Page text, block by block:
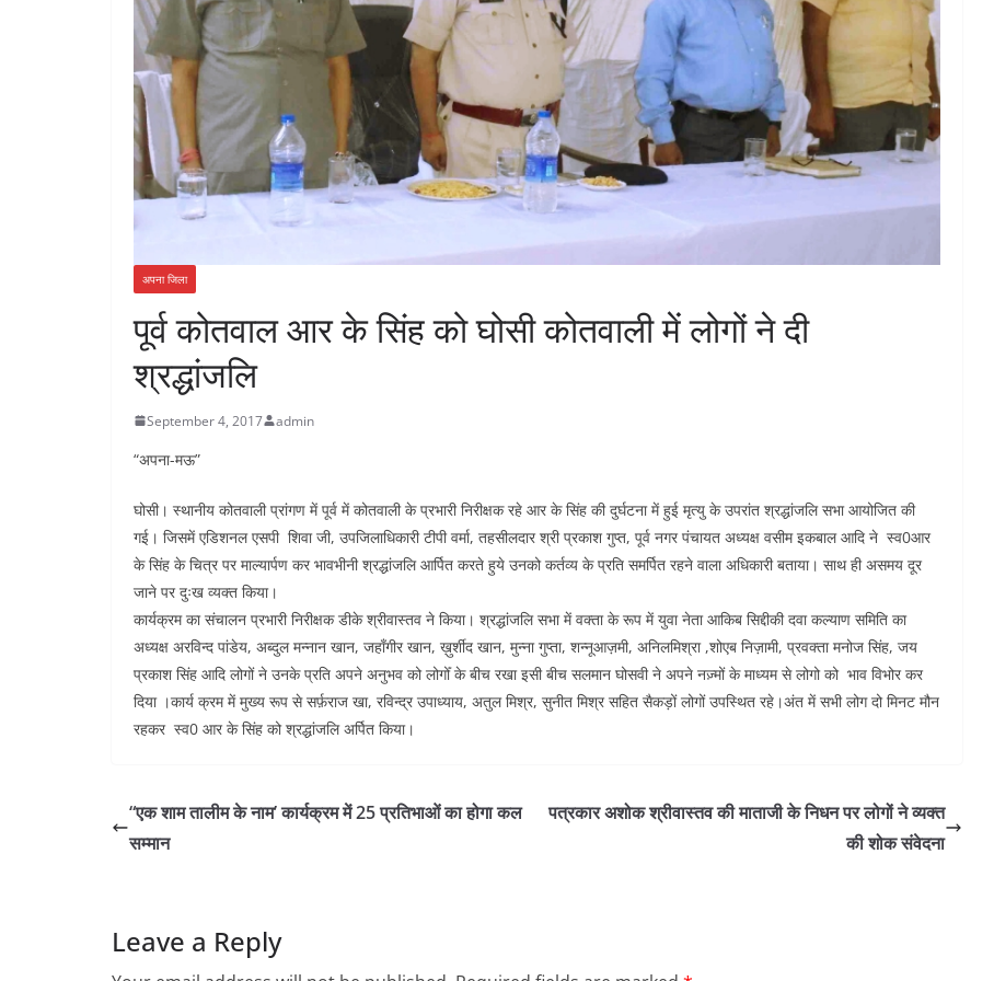
अपना जिला
पूर्व कोतवाल आर के सिंह को घोसी कोतवाली में लोगों ने दी
श्रद्धांजलि
September 4, 2017 admin
“अपना-मऊ”
घोसी। स्थानीय कोतवाली प्रांगण में पूर्व में कोतवाली के प्रभारी निरीक्षक रहे आर के सिंह की दुर्घटना में हुई मृत्यु के उपरांत श्रद्धांजलि सभा आयोजित की
गई। जिसमें एडिशनल एसपी शिवा जी, उपजिलाधिकारी टीपी वर्मा, तहसीलदार श्री प्रकाश गुप्त, पूर्व नगर पंचायत अध्यक्ष वसीम इकबाल आदि ने स्व0आर
के सिंह के चित्र पर माल्यार्पण कर भावभीनी श्रद्धांजलि आर्पित करते हुये उनको कर्तव्य के प्रति समर्पित रहने वाला अधिकारी बताया। साथ ही असमय दूर
जाने पर दुःख व्यक्त किया।
कार्यक्रम का संचालन प्रभारी निरीक्षक डीके श्रीवास्तव ने किया। श्रद्धांजलि सभा में वक्ता के रूप में युवा नेता आकिब सिद्दीकी दवा कल्याण समिति का
अध्यक्ष अरविन्द पांडेय, अब्दुल मन्नान खान, जहाँगीर खान, ख़ुर्शीद खान, मुन्ना गुप्ता, शन्नूआज़मी, अनिलमिश्रा ,शोएब निज़ामी, प्रवक्ता मनोज सिंह, जय
प्रकाश सिंह आदि लोगों ने उनके प्रति अपने अनुभव को लोगोँ के बीच रखा इसी बीच सलमान घोसवी ने अपने नज़्मों के माध्यम से लोगो को भाव विभोर कर
दिया ।कार्य क्रम में मुख्य रूप से सर्फ़राज खा, रविन्द्र उपाध्याय, अतुल मिश्र, सुनीत मिश्र सहित सैकड़ों लोगों उपस्थित रहे।अंत में सभी लोग दो मिनट मौन
रहकर स्व0 आर के सिंह को श्रद्धांजलि अर्पित किया।
“एक शाम तालीम के नाम’ कार्यक्रम में 25 प्रतिभाओं का होगा कल
सम्मान
पत्रकार अशोक श्रीवास्तव की माताजी के निधन पर लोगों ने व्यक्त
की शोक संवेदना
Leave a Reply